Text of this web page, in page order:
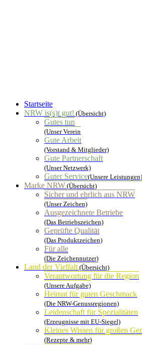
Startseite
NRW is(s)t gut! (Übersicht)
Gutes tun
(Unser Verein
Gute Arbeit
(Vorstand & Mitglieder)
Gute Partnerschaft
(Unser Netzwerk)
Guter Service(Unsere Leistungen)
Marke NRW (Übersicht)
Sicher und ehrlich aus NRW
(Unser Zeichen)
Ausgezeichnete Betriebe
(Das Betriebszeichen)
Geprüfte Qualität
(Das Produktzeichen)
Für alle
(Die Zeichennutzer)
Land der Vielfalt(Übersicht)
Verantwortung für die Region
(Unsere Aufgabe)
Heimat für guten Geschmack
(Die NRW-Genussregionen)
Leidenschaft für Spezialitäten
(Erzeugnisse mit EU-Siegel)
Kleines Wissen für großen
(Rezepte & mehr)